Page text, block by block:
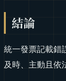
結論
統一發票記載錯
及時、主動且依